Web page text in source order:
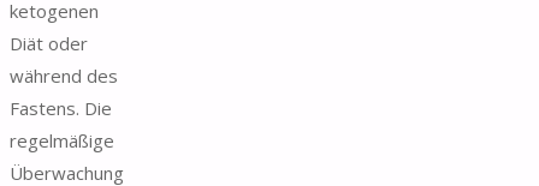
ketogenen
Diät oder
während des
Fastens. Die
regelmäßige
Überwachung